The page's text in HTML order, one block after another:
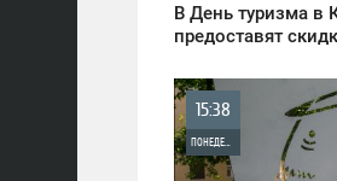
В День туризма в
предоставят
15:38